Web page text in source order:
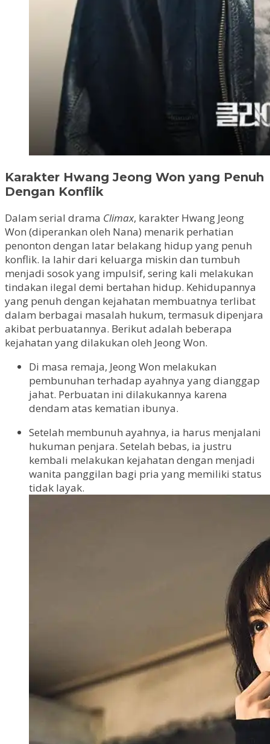
Karakter Hwang Jeong Won yang Penuh
Dengan Konflik
Dalam serial drama Climax, karakter Hwang Jeong
Won (diperankan oleh Nana) menarik perhatian
penonton dengan latar belakang hidup yang penuh
konflik. Ia lahir dari keluarga miskin dan tumbuh
menjadi sosok yang impulsif, sering kali melakukan
tindakan ilegal demi bertahan hidup. Kehidupannya
yang penuh dengan kejahatan membuatnya terlibat
dalam berbagai masalah hukum, termasuk dipenjara
akibat perbuatannya. Berikut adalah beberapa
kejahatan yang dilakukan oleh Jeong Won.
Di masa remaja, Jeong Won melakukan
pembunuhan terhadap ayahnya yang dianggap
jahat. Perbuatan ini dilakukannya karena
dendam atas kematian ibunya.
Setelah membunuh ayahnya, ia harus menjalani
hukuman penjara. Setelah bebas, ia justru
kembali melakukan kejahatan dengan menjadi
wanita panggilan bagi pria yang memiliki status
tidak layak.